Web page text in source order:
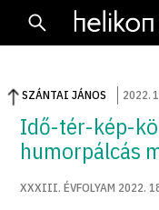
SZÁNTAI JÁNOS 2022.
Idő-tér-kép-
humorpálcás
XXXIII. ÉVFOLYAM 2022.